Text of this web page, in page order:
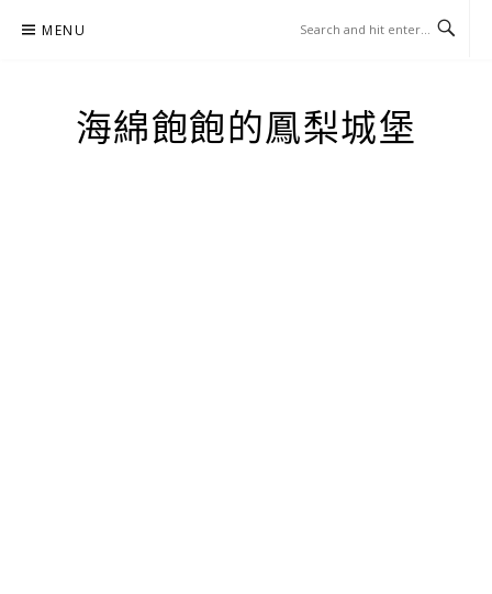
MENU
海綿飽飽的鳳梨城堡